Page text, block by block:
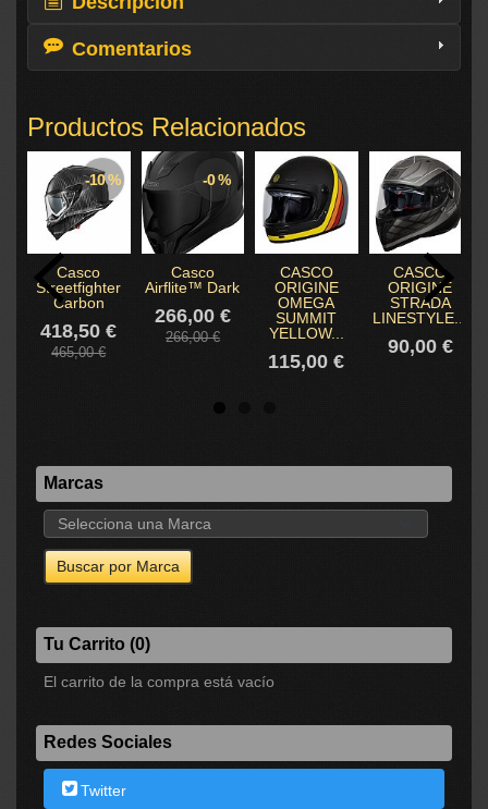
Marcas
Tu Carrito (0)
El carrito de la compra está vacío
Redes Sociales
Twitter
Comentarios
Productos Relacionados
-10 %
Casco
Streetfighter
Carbon
418,50 €
465,00 €
-0 %
Casco
Airflite™ Dark
266,00 €
266,00 €
CASCO
ORIGINE
OMEGA
SUMMIT
YELLOW...
115,00 €
CASCO
ORIGINE
STRADA
LINESTYLE...
90,00 €